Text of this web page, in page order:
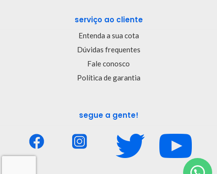
serviço ao cliente
Entenda a sua cota
Dúvidas frequentes
Fale conosco
Política de garantia
segue a gente!